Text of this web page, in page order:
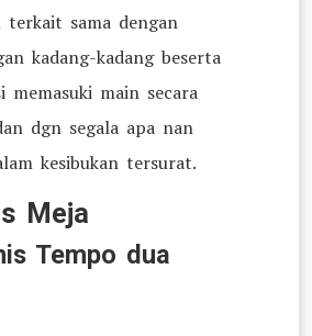
terkait sama dengan
kadang-kadang beserta
memasuki main secara
dgn segala apa nan
kesibukan tersurat.
Meja
Tempo dua